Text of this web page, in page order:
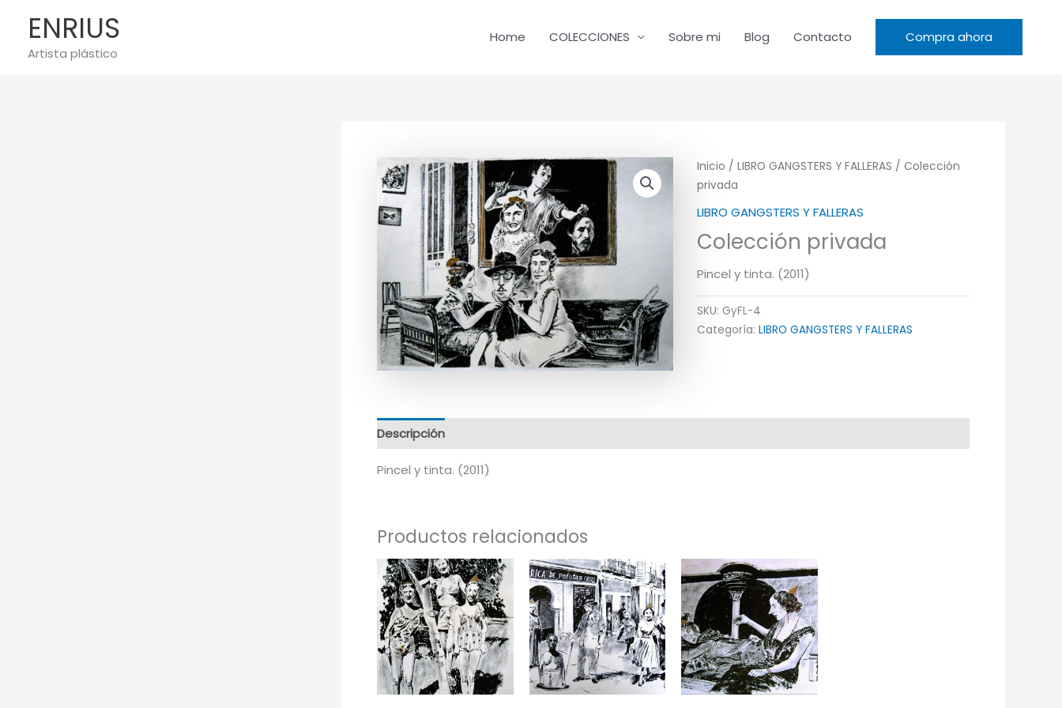
contenidoENRIUS
Artista plástico
Home COLECCIONES Sobre mi Blog Contacto Compra ahora
Inicio / LIBRO GANGSTERS Y FALLERAS / Colección
privada
LIBRO GANGSTERS Y FALLERAS
Colección privada
Pincel y tinta. (2011)
SKU: GyFL-4
Categoría: LIBRO GANGSTERS Y FALLERAS
Descripción
Pincel y tinta. (2011)
Productos relacionados